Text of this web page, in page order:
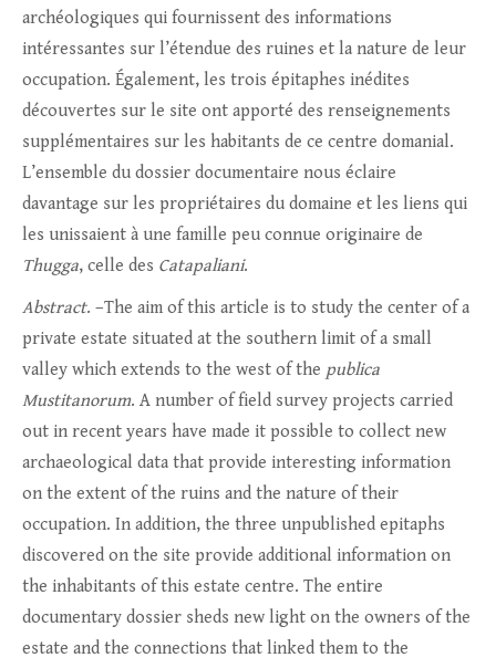
archéologiques qui fournissent des informations
intéressantes sur l’étendue des ruines et la nature de leur
occupation. Également, les trois épitaphes inédites
découvertes sur le site ont apporté des renseignements
supplémentaires sur les habitants de ce centre domanial.
L’ensemble du dossier documentaire nous éclaire
davantage sur les propriétaires du domaine et les liens qui
les unissaient à une famille peu connue originaire de
Thugga, celle des Catapaliani.
Abstract. –The aim of this article is to study the center of a
private estate situated at the southern limit of a small
valley which extends to the west of the publica
Mustitanorum. A number of field survey projects carried
out in recent years have made it possible to collect new
archaeological data that provide interesting information
on the extent of the ruins and the nature of their
occupation. In addition, the three unpublished epitaphs
discovered on the site provide additional information on
the inhabitants of this estate centre. The entire
documentary dossier sheds new light on the owners of the
estate and the connections that linked them to the